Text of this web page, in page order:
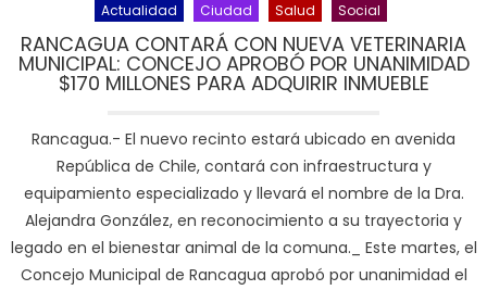
Actualidad Ciudad Salud Social
RANCAGUA CONTARÁ CON NUEVA VETERINARIA
MUNICIPAL: CONCEJO APROBÓ POR UNANIMIDAD
$170 MILLONES PARA ADQUIRIR INMUEBLE
Rancagua.- El nuevo recinto estará ubicado en avenida
República de Chile, contará con infraestructura y
equipamiento especializado y llevará el nombre de la Dra.
Alejandra González, en reconocimiento a su trayectoria y
legado en el bienestar animal de la comuna._ Este martes, el
Concejo Municipal de Rancagua aprobó por unanimidad el